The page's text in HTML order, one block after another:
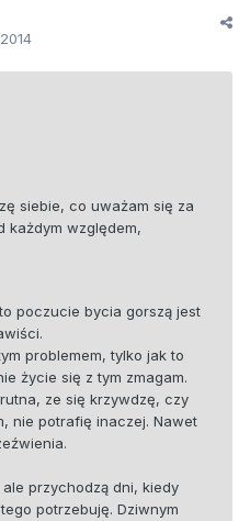
siebie, co uważam się za
każdym względem,
poczucie bycia gorszą jest
problemem, tylko jak to
życie się z tym zmagam.
ze się krzywdzę, czy
nie potrafię inaczej. Nawet
ale przychodzą dni, kiedy
potrzebuję. Dziwnym